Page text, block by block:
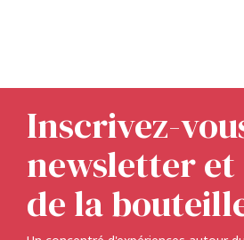
Inscrivez-
newsletter et
de la